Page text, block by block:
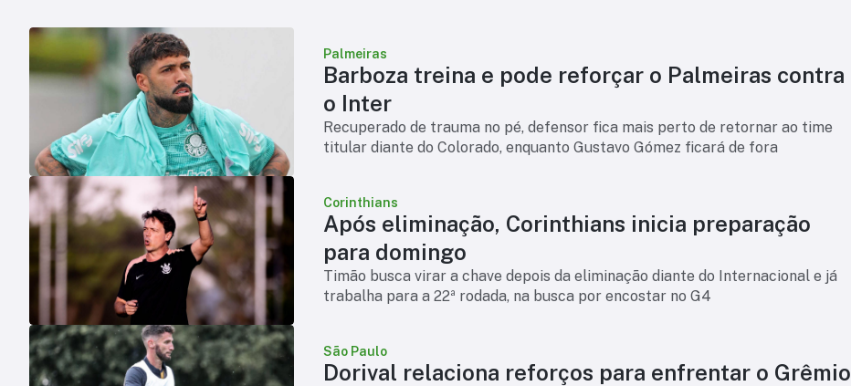
Palmeiras
Barboza treina e pode reforçar o Palmeiras contra
o Inter
Recuperado de trauma no pé, defensor fica mais perto de retornar ao time
titular diante do Colorado, enquanto Gustavo Gómez ficará de fora
Corinthians
Após eliminação, Corinthians inicia preparação
para domingo
Timão busca virar a chave depois da eliminação diante do Internacional e já
trabalha para a 22ª rodada, na busca por encostar no G4
São Paulo
Dorival relaciona reforços para enfrentar o Grêmio